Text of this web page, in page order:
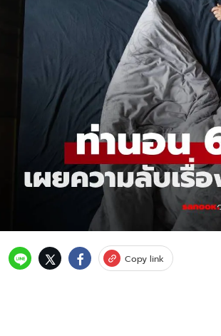
บริษัท อิมเมจ ฟิวเจอร์ (ประเทศไทย) จำกัด
Copy link